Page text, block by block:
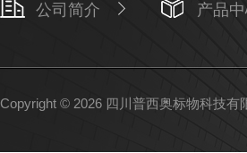
公司简介 产品
Copyright © 2026 四川普西奥标物科技有